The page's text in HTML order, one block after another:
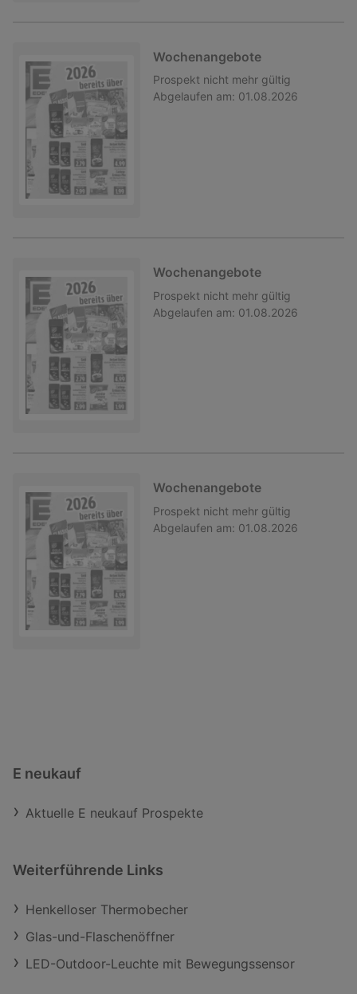
Wochenangebote
Prospekt nicht mehr gültig
Abgelaufen am: 01.08.2026
Wochenangebote
Prospekt nicht mehr gültig
Abgelaufen am: 01.08.2026
Wochenangebote
Prospekt nicht mehr gültig
Abgelaufen am: 01.08.2026
E neukauf
Aktuelle E neukauf Prospekte
Weiterführende Links
Henkelloser Thermobecher
Glas-und-Flaschenöffner
LED-Outdoor-Leuchte mit Bewegungssensor